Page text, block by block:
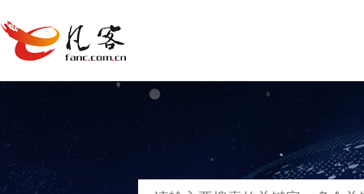
网站建设 软件定制